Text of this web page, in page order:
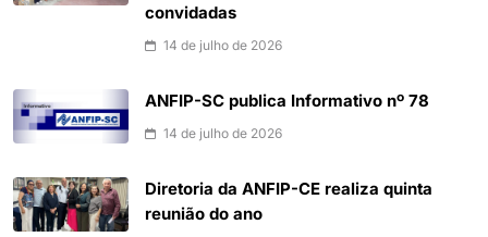
convidadas
14 de julho de 2026
ANFIP-SC publica Informativo nº 78
14 de julho de 2026
Diretoria da ANFIP-CE realiza quinta
reunião do ano